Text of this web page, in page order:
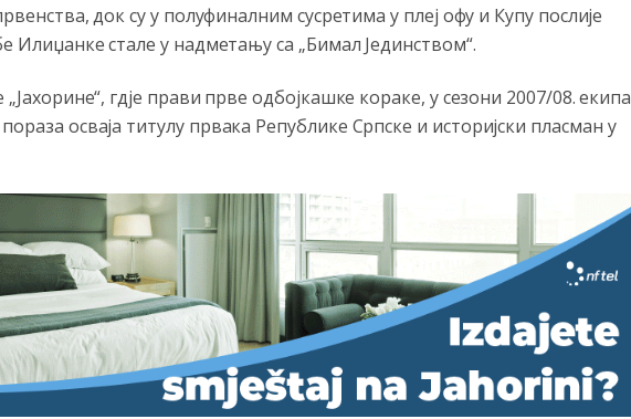
док су у полуфиналним сусретима у плеј офу и Купу послије
Илиџанке стале у надметању са „Бимал Јединством“.
гдје прави прве одбојкашке кораке, у сезони 2007/08. екипа
осваја титулу првака Републике Српске и историјски пласман у